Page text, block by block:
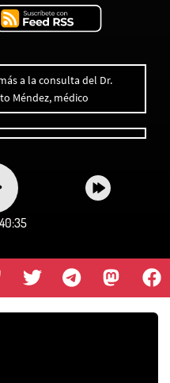
a la consulta del Dr.
Méndez, médico
40:35